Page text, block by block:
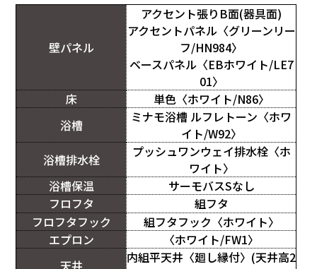
壁パネル
アクセント張りB面(器具面)
アクセントパネル〈グリーンリー
フ/HN984〉
ベースパネル〈EBホワイト/LE7
01〉
床
単色〈ホワイト/N86〉
浴槽
ミナモ浴槽 ルフレトーン〈ホワ
イト/W92〉
浴槽排水栓
プッシュワンウェイ排水栓〈ホ
ワイト〉
浴槽保温
サーモバスSなし
フロフタ
組フタ
フロフタフック
組フタフック〈ホワイト〉
エプロン
〈ホワイト/FW1〉
天井
内組平天井〈廻し縁付〉(天井高2